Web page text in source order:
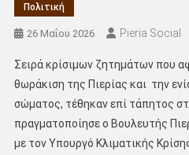
Πολιτική
26 Μαΐου 2026 Pieria Social
Σειρά κρίσιμων ζητημάτων που
θωράκιση της Πιερίας και την
σώματος, τέθηκαν επί τάπητος
πραγματοποίησε ο Βουλευτής
με τον Υπουργό Κλιματικής